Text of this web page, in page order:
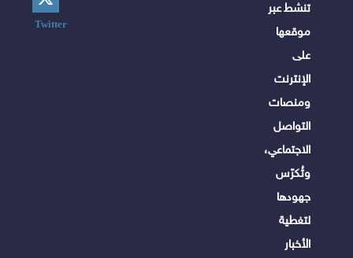
تنشط عبر
موقعها
على
الإنترنت
ومنصات
التواصل
الاجتماعي،
وتُكرّس
جهودها
لتغطية
الأخبار
Twitter